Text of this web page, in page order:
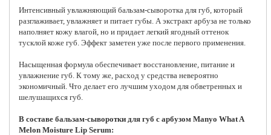
Интенсивный увлажняющий бальзам-сыворотка для губ, который
разглаживает, увлажняет и питает губы. А экстракт арбуза не только
наполняет кожу влагой, но и придает легкий ягодный оттенок
тусклой коже губ. Эффект заметен уже после первого применения.
Насыщенная формула обеспечивает восстановление, питание и
увлажнение губ. К тому же, расход у средства невероятно
экономичный. Что делает его лучшим уходом для обветренных и
шелушащихся губ.
В составе бальзам-сыворотки для губ с арбузом Manyo What A
Melon Moisture Lip Serum: